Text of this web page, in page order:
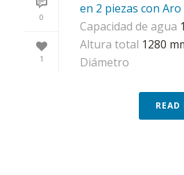
0
1
en 2 piezas con
Capacidad de agua
Altura total 1280
Diámetro
READ